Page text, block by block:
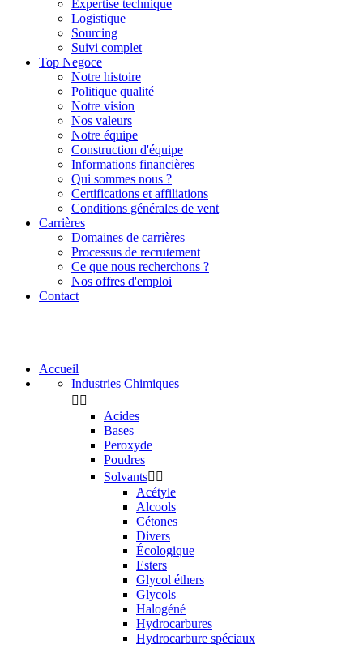
Expertise technique
Logistique
Sourcing
Suivi complet
Top Negoce
Notre histoire
Politique qualité
Notre vision
Nos valeurs
Notre équipe
Construction d'équipe
Informations financières
Qui sommes nous ?
Certifications et affiliations
Conditions générales de vent
Carrières
Domaines de carrières
Processus de recrutement
Ce que nous recherchons ?
Nos offres d'emploi
Contact
Accueil
Industries Chimiques
 
Acides
Bases
Peroxyde
Poudres
Solvants 
Acétyle
Alcools
Cétones
Divers
Écologique
Esters
Glycol éthers
Glycols
Halogéné
Hydrocarbures
Hydrocarbure spéciaux